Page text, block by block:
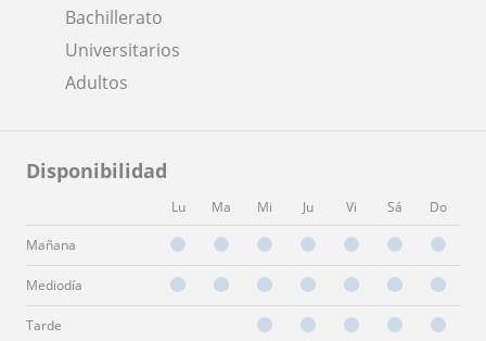
Bachillerato
Universitarios
Adultos
Disponibilidad
Lu Ma Mi Ju Vi Sá Do
Mañana
Mediodía
Tarde